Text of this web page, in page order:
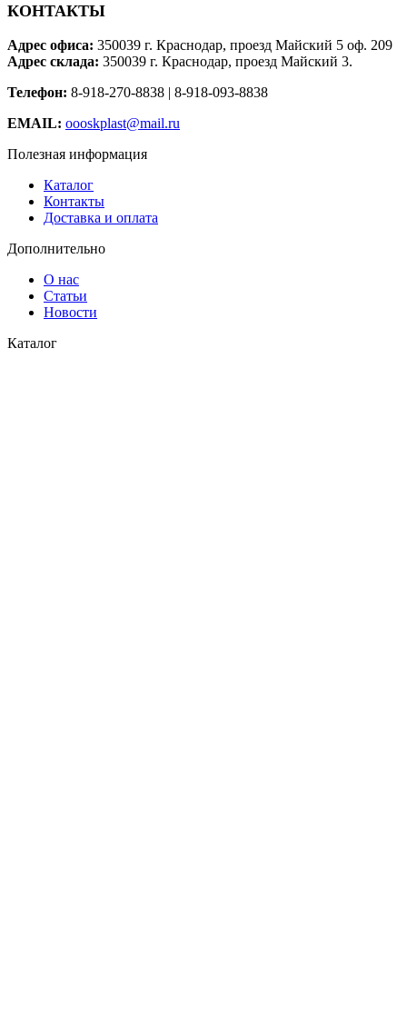
КОНТАКТЫ
Адрес офиса: 350039 г. Краснодар, проезд Майский 5 оф. 209
Адрес склада: 350039 г. Краснодар, проезд Майский 3.
Телефон: 8-918-270-8838 | 8-918-093-8838
EMAIL: oooskplast@mail.ru
Полезная информация
Каталог
Контакты
Доставка и оплата
Дополнительно
О нас
Статьи
Новости
Каталог